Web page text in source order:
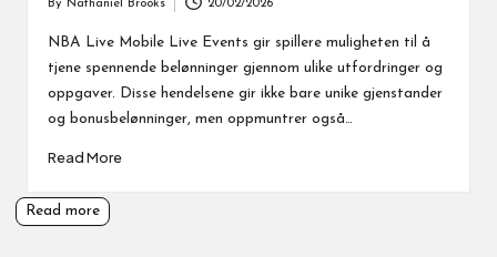
by
By Nathaniel Brooks 20/02/2026
NBA Live Mobile Live Events gir spillere muligheten til å
tjene spennende belønninger gjennom ulike utfordringer og
oppgaver. Disse hendelsene gir ikke bare unike gjenstander
og bonusbelønninger, men oppmuntrer også…
Read More
Read more